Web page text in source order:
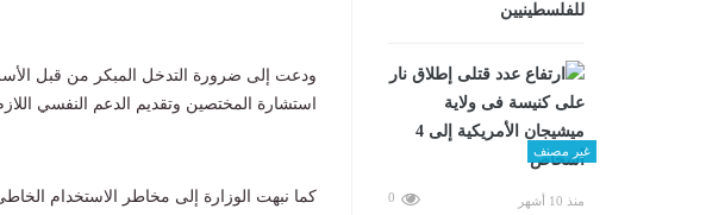
للفلسطينيين
غير مصنف
منذ 10 أشهر 0
ودعت إلى ضرورة التدخل المبكر من قبل
استشارة المختصين وتقديم الدعم النفسي
كما نبهت الوزارة إلى مخاطر الاستخدام